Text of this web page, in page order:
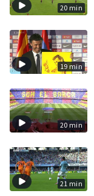
20 min
19 min
20 min
21 min